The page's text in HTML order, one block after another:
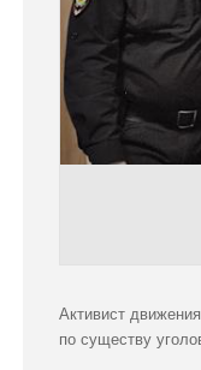
Активист
по существу